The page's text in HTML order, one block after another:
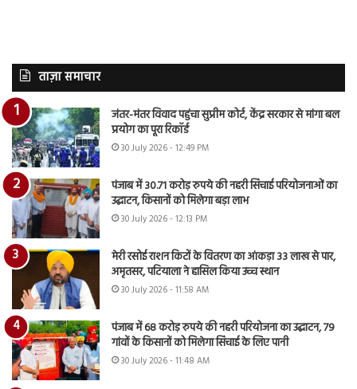
ताज़ा समाचार
जंतर-मंतर विवाद पहुंचा सुप्रीम कोर्ट, केंद्र सरकार से मांगा बल
प्रयोग का पूरा रिकॉर्ड
30 July 2026 - 12:49 PM
पंजाब में 30.71 करोड़ रुपये की नहरी सिंचाई परियोजनाओं का
उद्घाटन, किसानों को मिलेगा बड़ा लाभ
30 July 2026 - 12:13 PM
मेरी रसोई राशन किटों के वितरण का आंकड़ा 33 लाख से पार,
अमृतसर, पटियाला ने हासिल किया उच्च स्थान
30 July 2026 - 11:58 AM
पंजाब में 68 करोड़ रुपये की नहरी परियोजना का उद्घाटन, 79
गांवों के किसानों को मिलेगा सिंचाई के लिए पानी
30 July 2026 - 11:48 AM